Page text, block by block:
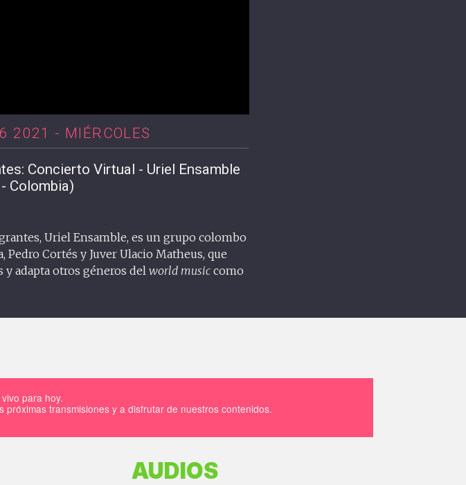
2021 - MIÉRCOLES
Concierto Virtual - Uriel Ensamble
Colombia)
Uriel Ensamble, es un grupo colombo
Cortés y Juver Ulacio Matheus, que
adapta otros géneros del world music como
para hoy.
próximas transmisiones y a disfrutar de nuestros contenidos.
AUDIOS